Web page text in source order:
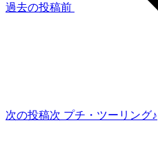
過去の投稿前
次の投稿次 プチ・ツーリング♪